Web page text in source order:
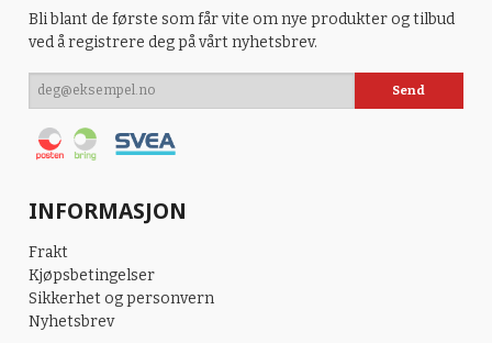
Bli blant de første som får vite om nye produkter og tilbud
ved å registrere deg på vårt nyhetsbrev.
INFORMASJON
Frakt
Kjøpsbetingelser
Sikkerhet og personvern
Nyhetsbrev